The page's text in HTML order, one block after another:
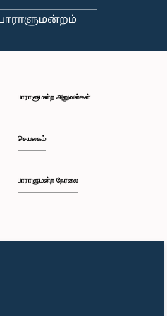
உறுப்பினர்பாராளுமன்ற அலுவல்கள்
செயலகம்
பாராளுமன்ற நேரலை